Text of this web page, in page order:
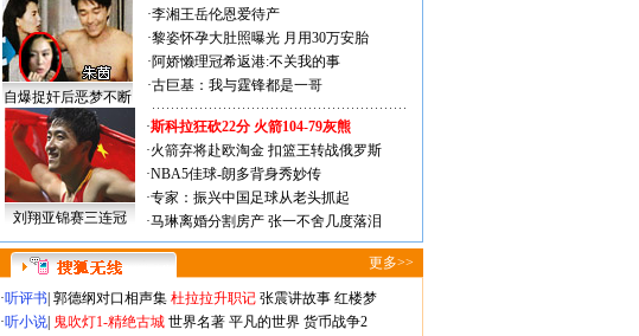
自爆捉奸后恶梦不断
·李湘王岳伦恩爱待产
·黎姿怀孕大肚照曝光 月用30万安胎
·阿娇懒理冠希返港:不关我的事
·古巨基：我与霆锋都是一哥
刘翔亚锦赛三连冠
·斯科拉狂砍22分 火箭104-79灰熊
·火箭弃将赴欧淘金 扣篮王转战俄罗斯
·NBA5佳球-朗多背身秀妙传
·专家：振兴中国足球从老头抓起
·马琳离婚分割房产 张一不舍几度落泪
更多>>
·听评书 郭德纲对口相声集 杜拉拉升职记 张震讲故事 红楼梦
·听小说 鬼吹灯1-精绝古城 世界名著 平凡的世界 货币战争2